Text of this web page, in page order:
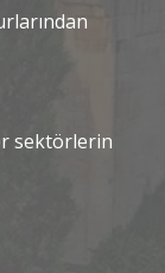
sektörlerin